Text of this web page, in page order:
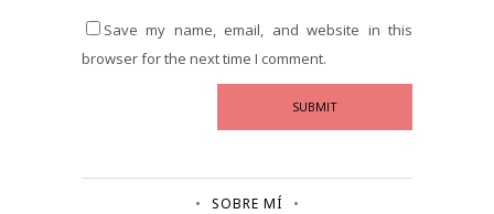
Save my name, email, and website in this
browser for the next time I comment.
SOBRE MÍ